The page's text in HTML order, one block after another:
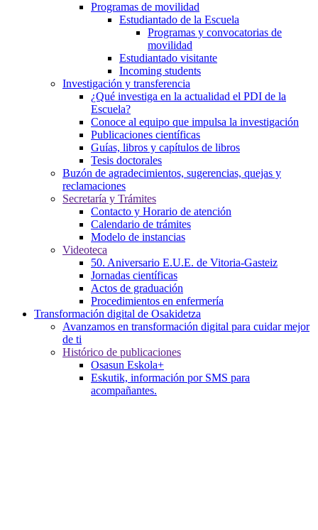
Programas de movilidad
Estudiantado de la Escuela
Programas y convocatorias de
movilidad
Estudiantado visitante
Incoming students
Investigación y transferencia
¿Qué investiga en la actualidad el PDI de la
Escuela?
Conoce al equipo que impulsa la investigación
Publicaciones científicas
Guías, libros y capítulos de libros
Tesis doctorales
Buzón de agradecimientos, sugerencias, quejas y
reclamaciones
Secretaría y Trámites
Contacto y Horario de atención
Calendario de trámites
Modelo de instancias
Videoteca
50. Aniversario E.U.E. de Vitoria-Gasteiz
Jornadas científicas
Actos de graduación
Procedimientos en enfermería
Transformación digital de Osakidetza
Avanzamos en transformación digital para cuidar mejor
de ti
Histórico de publicaciones
Osasun Eskola+
Eskutik, información por SMS para
acompañantes.